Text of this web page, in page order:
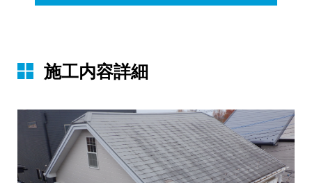
施⼯内容詳細